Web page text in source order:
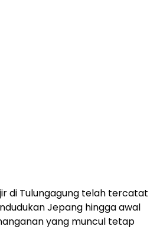
di Tulungagung telah tercatat
Jepang hingga awal
yang muncul tetap